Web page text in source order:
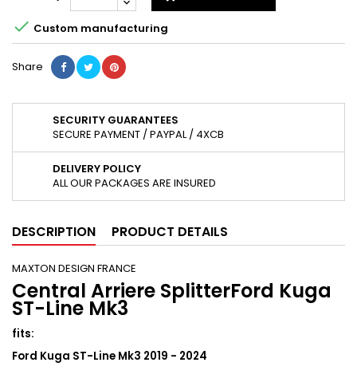
 Custom manufacturing
Share
SECURITY GUARANTEES
SECURE PAYMENT / PAYPAL / 4XCB
DELIVERY POLICY
ALL OUR PACKAGES ARE INSURED
DESCRIPTION PRODUCT DETAILS
MAXTON DESIGN FRANCE
Central Arriere SplitterFord Kuga
ST-Line Mk3
fits:
Ford Kuga ST-Line Mk3 2019 - 2024